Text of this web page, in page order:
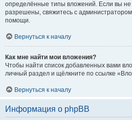
определённые типы вложений. Если вы не
разрешены, свяжитесь с
помощи.
Вернуться к началу
Как мне найти мои вложения?
Чтобы найти список добавленных вами
личный раздел и щёлкните по ссылке
Вернуться к началу
Информация о phpBB